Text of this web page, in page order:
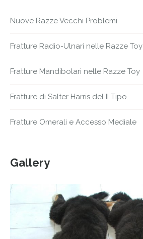
Nuove Razze Vecchi Problemi
Fratture Radio-Ulnari nelle Razze Toy
Fratture Mandibolari nelle Razze Toy
Fratture di Salter Harris del II Tipo
Fratture Omerali e Accesso Mediale
Gallery